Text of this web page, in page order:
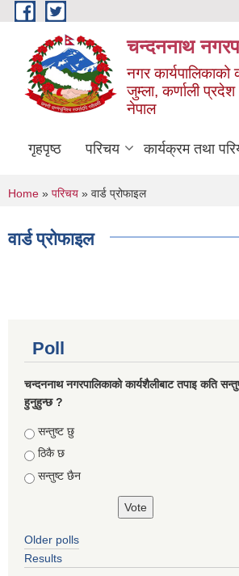
Skip to main content
चन्दननाथ
नगर कार्यपालिकाको
जुम्ला, कर्णाली प्रदेश
नेपाल
गृहपृष्ठ परिचय कार्यक्रम तथा
You are here
Home » परिचय » वार्ड प्रोफाइल
वार्ड प्रोफाइल
Poll
चन्दननाथ नगरपालिकाको कार्यशैलीबाट तपाइ कति
हुनुहुन्छ ?
Choices
सन्तुष्ट छु
ठिकै छ
सन्तुष्ट छैन
Older polls
Results